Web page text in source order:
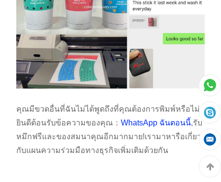
คุณมีขวดอื่นที่ฉันไม่ได้พูดถึงที่คุณต้องการพิมพ์หรือไม่
ยินดีต้อนรับข้อความของคุณ：WhatsApp ฉันตอนนี้,รับ
หมึกฟรีและของสมนาคุณอีกมากมาย!เรามาหารือเกี่ยว
กับแผนความร่วมมือทางธุรกิจเพิ่มเติมด้วยกัน